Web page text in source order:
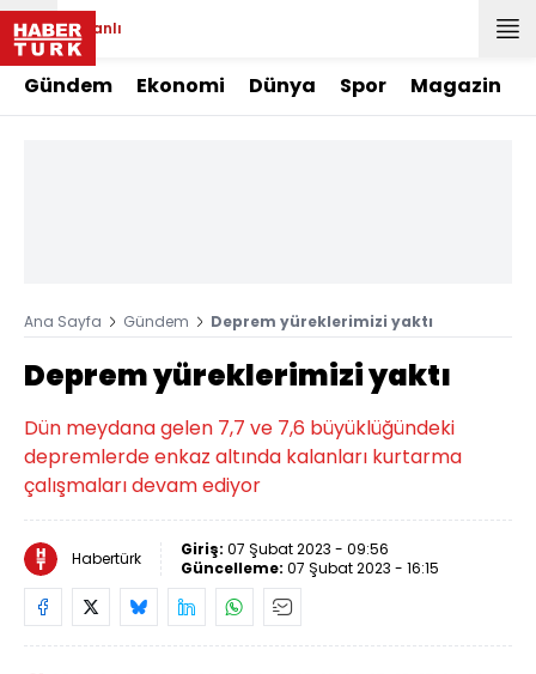
Canlı
Gündem Ekonomi Dünya Spor Magazin
Ana Sayfa Gündem Deprem yüreklerimizi yaktı
Deprem yüreklerimizi yaktı
Dün meydana gelen 7,7 ve 7,6 büyüklüğündeki
depremlerde enkaz altında kalanları kurtarma
çalışmaları devam ediyor
Habertürk Giriş: 07 Şubat 2023 - 09:56
Güncelleme: 07 Şubat 2023 - 16:15